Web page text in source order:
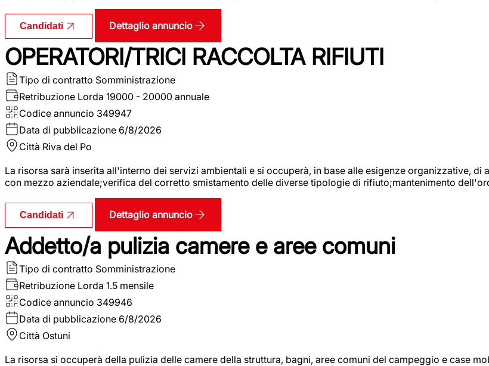
Candidati Dettaglio annuncio
OPERATORI/TRICI RACCOLTA RIFIUTI
Tipo di contratto Somministrazione
Retribuzione Lorda 19000 - 20000 annuale
Codice annuncio 349947
Data di pubblicazione 6/8/2026
Città Riva del Po
La risorsa sarà inserita all'interno dei servizi ambientali e si occuperà, in base alle esigenze organizzative,
con mezzo aziendale;verifica del corretto smistamento delle diverse tipologie di rifiuto;mantenimento
Candidati Dettaglio annuncio
Addetto/a pulizia camere e aree comuni
Tipo di contratto Somministrazione
Retribuzione Lorda 1.5 mensile
Codice annuncio 349946
Data di pubblicazione 6/8/2026
Città Ostuni
La risorsa si occuperà della pulizia delle camere della struttura, bagni, aree comuni del campeggio e case